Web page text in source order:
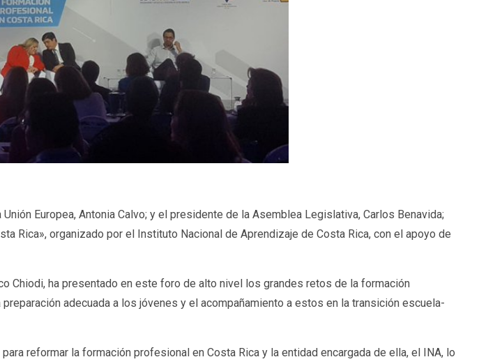
Europea, Antonia Calvo; y el presidente de la Asemblea Legislativa, Carlos Benavida;
Rica», organizado por el Instituto Nacional de Aprendizaje de Costa Rica, con el apoyo de
Chiodi, ha presentado en este foro de alto nivel los grandes retos de la formación
adecuada a los jóvenes y el acompañamiento a estos en la transición escuela-
reformar la formación profesional en Costa Rica y la entidad encargada de ella, el INA, lo